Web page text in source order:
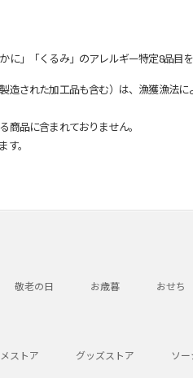
」「くるみ」のアレルギー特定8品目
された加工品も含む）は、漁獲漁法
品に含まれておりません。
。
敬老の日 お歳暮 おせち
ストア グッズストア ソ